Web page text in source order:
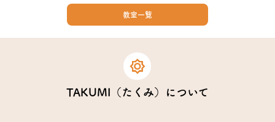
教室一覧
TAKUMI（たくみ）について